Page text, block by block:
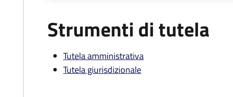
Strumenti di tutela
Tutela amministrativa
Tutela giurisdizionale